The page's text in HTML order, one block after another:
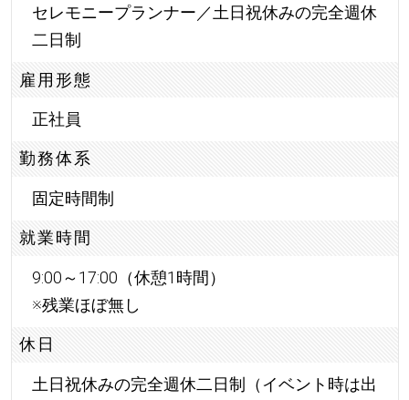
セレモニープランナー／土日祝休みの完全週休
二日制
雇用形態
正社員
勤務体系
固定時間制
就業時間
9:00～17:00（休憩1時間）
※残業ほぼ無し
休日
土日祝休みの完全週休二日制（イベント時は出